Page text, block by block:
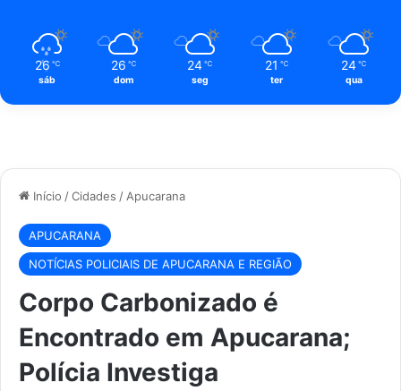
Início /Cidades / Apucarana
APUCARANA
NOTÍCIAS POLICIAIS DE APUCARANA E REGIÃO
Corpo Carbonizado é
Encontrado em Apucarana;
Polícia Investiga
26 ℃
sáb
26 ℃
dom
24 ℃
seg
21 ℃
ter
24 ℃
qua